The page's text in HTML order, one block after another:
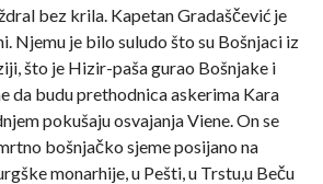
bez krila. Kapetan Gradaščević je
Njemu je bilo suludo što su Bošnjaci iz
što je Hizir-paša gurao Bošnjake i
da budu prethodnica askerima Kara
pokušaju osvajanja Viene. On se
bošnjačko sjeme posijano na
monarhije, u Pešti, u Trstu,u Beču